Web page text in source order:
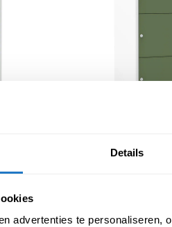
Details
advertenties te personaliseren,
kolom